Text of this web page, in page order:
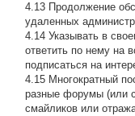
4.13 Продолжение
удаленных
4.14 Указывать в
ответить по нему на
подписаться на
4.15 Многократный
разные форумы (или
смайликов или